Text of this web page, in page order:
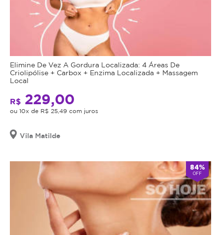
Elimine De Vez A Gordura Localizada: 4 Áreas De
Criolipólise + Carbox + Enzima Localizada + Massagem
Local
R$ 229,00
ou 10x de R$ 25,49 com juros
Vila Matilde
84%
OFF